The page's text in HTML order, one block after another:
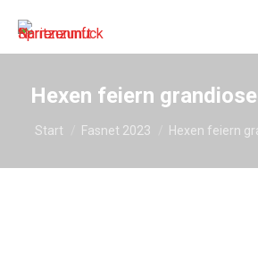
Hexen feiern
Sie befinden sich hier:
Start Fasnet 2023 Hexen feiern